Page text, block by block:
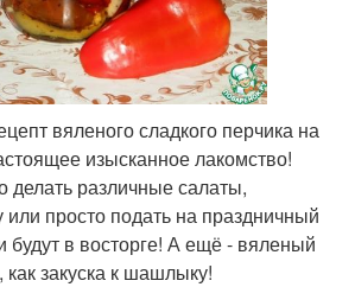
вяленого сладкого перчика на
изысканное лакомство!
различные салаты,
просто подать на праздничный
будут в восторге! А ещё - вяленый
закуска к шашлыку!